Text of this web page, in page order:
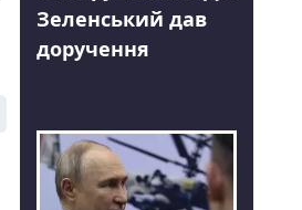
Зеленський дав
доручення